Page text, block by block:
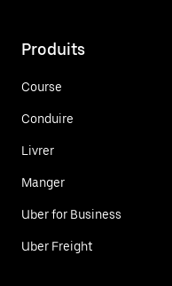
Produits
Course
Conduire
Livrer
Manger
Uber for Business
Uber Freight